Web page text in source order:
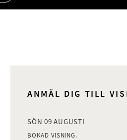
ANMÄL DIG TILL
SÖN 09 AUGUSTI
BOKAD VISNING.